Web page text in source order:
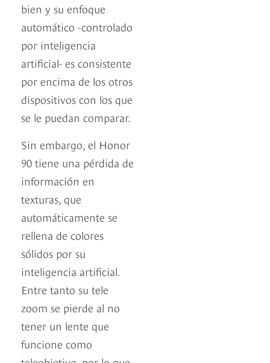
bien y su enfoque
automático -controlado
por inteligencia
artificial- es consistente
por encima de los otros
dispositivos con los que
se le puedan comparar.
Sin embargo, el Honor
90 tiene una pérdida de
información en
texturas, que
automáticamente se
rellena de colores
sólidos por su
inteligencia artificial.
Entre tanto su tele
zoom se pierde al no
tener un lente que
funcione como